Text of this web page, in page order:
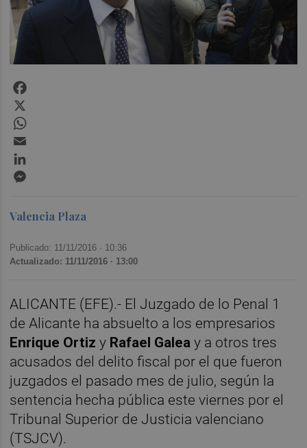
Valencia Plaza
Publicado: 11/11/2016 · 10:36
Actualizado: 11/11/2016 · 13:00
ALICANTE (EFE).- El Juzgado de lo Penal 1
de Alicante ha absuelto a los empresarios
Enrique Ortiz y Rafael Galea y a otros tres
acusados del delito fiscal por el que fueron
juzgados el pasado mes de julio, según la
sentencia hecha pública este viernes por el
Tribunal Superior de Justicia valenciano
(TSJCV).